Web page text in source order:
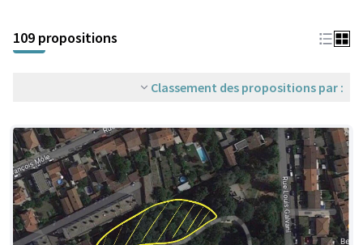
+
−
109 propositions
Classement des propositions par :